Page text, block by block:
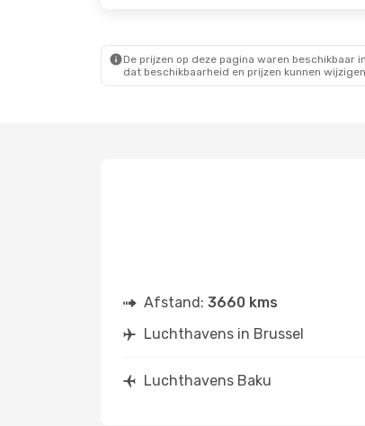
BAK - BRU
De prijzen op deze pagina waren
dat beschikbaarheid en prijzen kunnen
Afstand: 3660 kms
Luchthavens in Brussel
Luchthavens Baku